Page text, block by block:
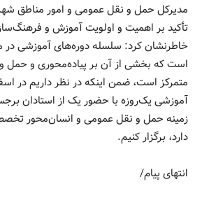
مدیرکل حمل و نقل عمومی و امور مناطق
تأکید بر اهمیت و اولویت آموزش و
خاطرنشان کرد: سلسله دوره‌های آموزشی در
است که بخشی از آن بر پیاده‌محوری و حمل
متمرکز است، ضمن اینکه در نظر داریم در
آموزشی یک‌روزه با حضور یک از استادان
دارد، برگزار کنیم.
انتهای پیام/